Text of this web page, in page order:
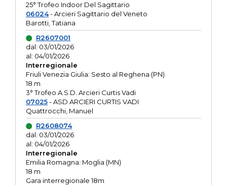
25° Trofeo Indoor Del Sagittario
06024- Arcieri Sagittario del Veneto
Barotti, Tatiana
R2607001
dal: 03/01/2026
al: 04/01/2026
Interregionale
Friuli Venezia Giulia: Sesto al Reghena (PN)
18 m
3° Trofeo A.S.D. Arcieri Curtis Vadi
07025- ASD ARCIERI CURTIS VADI
Quattrocchi, Manuel
R2608074
dal: 03/01/2026
al: 04/01/2026
Interregionale
Emilia Romagna: Moglia (MN)
18 m
Gara interregionale 18m